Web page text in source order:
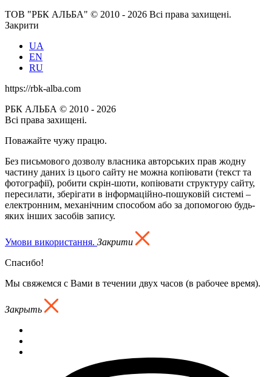
ТОВ "РБК АЛЬБА" © 2010 - 2026 Всі права захищені.
Закрити
UA
EN
RU
https://rbk-alba.com
РБК АЛЬБА © 2010 - 2026
Всі права захищені.
Поважайте чужу працю.
Без письмового дозволу власника авторських прав жодну
частину даних із цього сайту не можна копіювати (текст та
фотографії), робити скрін-шоти, копіювати структуру сайту,
пересилати, зберігати в інформаційно-пошуковій системі –
електронним, механічним способом або за допомогою будь-
яких інших засобів запису.
Умови використання. Закрити
Спасибо!
Мы свяжемся с Вами в течении двух часов (в рабочее время).
Закрыть